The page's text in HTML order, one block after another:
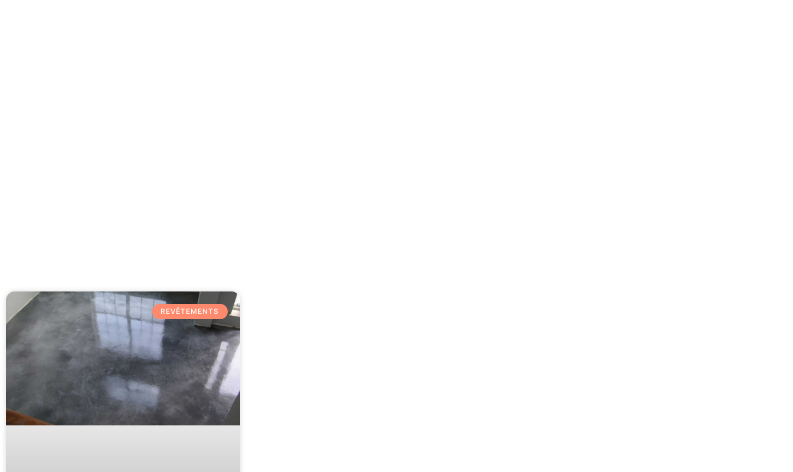
REVÊTEMENTS